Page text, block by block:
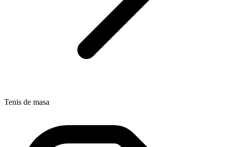
Tenis de masa